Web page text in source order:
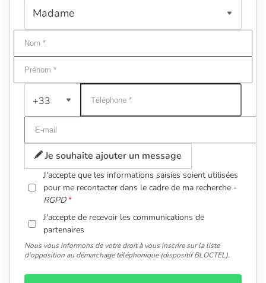
+33
Je souhaite ajouter un message
J'accepte que les informations saisies soient utilisées
pour me recontacter dans le cadre de ma recherche -
RGPD
J'accepte de recevoir les communications de
partenaires
Nous vous informons de votre droit à vous inscrire sur la liste
d'opposition au démarchage téléphonique (dispositif BLOCTEL).